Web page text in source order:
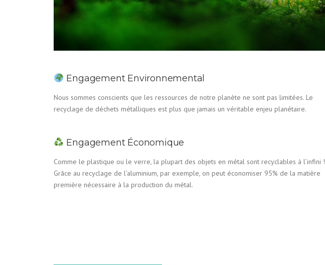
Engagement Environnemental
Nous sommes conscients que les ressources de notre planète ne sont pas limitées. Le
recyclage de déchets métalliques est plus que jamais un véritable enjeu planétaire.
Engagement Économique
Comme le plastique ou le verre, la plupart des objets en métal sont recyclables à l’infini !
Grâce au recyclage de l’aluminium, par exemple, on peut économiser 95% de la matière
première nécessaire à la production du métal.